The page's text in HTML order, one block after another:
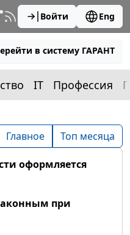
Войти Eng
в систему ГАРАНТ
IT Профессия
Главное Топ месяца
оформляется
при